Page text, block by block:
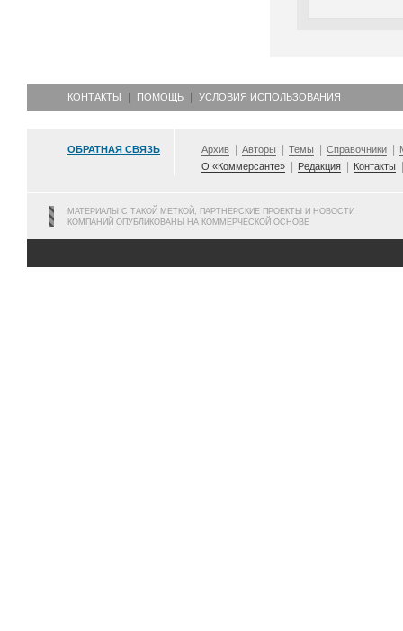
КОНТАКТЫ ПОМОЩЬ УСЛОВИЯ ИСПОЛЬЗОВАНИЯ
ОБРАТНАЯ СВЯЗЬ Архив Авторы Темы Справочники
О «Коммерсанте»
Редакция Контакты
МАТЕРИАЛЫ С ТАКОЙ МЕТКОЙ, ПАРТНЕРСКИЕ ПРОЕКТЫ И НОВОСТИ
КОМПАНИЙ ОПУБЛИКОВАНЫ НА КОММЕРЧЕСКОЙ ОСНОВЕ